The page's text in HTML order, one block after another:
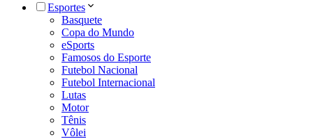
Esportes
Basquete
Copa do Mundo
eSports
Famosos do Esporte
Futebol Nacional
Futebol Internacional
Lutas
Motor
Tênis
Vôlei